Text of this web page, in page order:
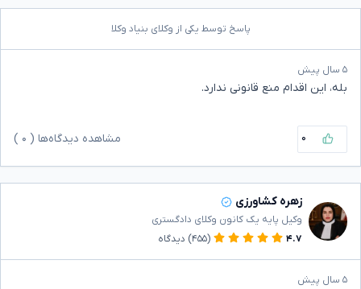
پاسخ توسط یکی از وکلای بنیاد وکلا
۵ سال پیش
بله، این اقدام منع قانونی ندارد.
۰ مشاهده دیدگاه‌ها ( ۰
زهره کشاورزی
وکیل پایه یک کانون وکلای دادگستری
۴.۷
(۴۵۵) دیدگاه
۵ سال پیش